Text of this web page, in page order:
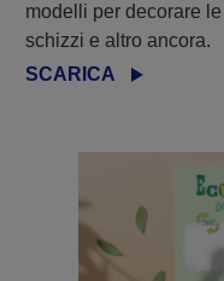
modelli per decorare
schizzi e altro ancora.
SCARICA